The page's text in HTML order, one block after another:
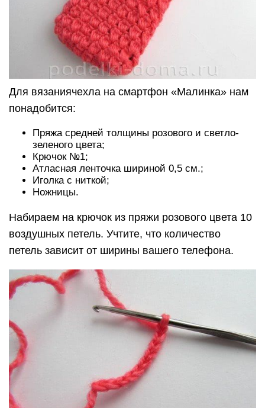
Для вязаниячехла на смартфон «Малинка» нам
понадобится:
Пряжа средней толщины розового и светло-
зеленого цвета;
Крючок №1;
Атласная ленточка шириной 0,5 см.;
Иголка с ниткой;
Ножницы.
Набираем на крючок из пряжи розового цвета 10
воздушных петель. Учтите, что количество
петель зависит от ширины вашего телефона.